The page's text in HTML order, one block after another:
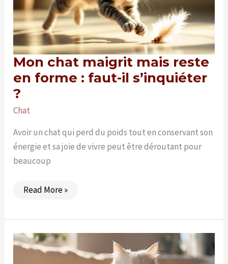
Mon chat maigrit mais reste
en forme : faut-il s’inquiéter
?
Chat
Avoir un chat qui perd du poids tout en conservant son
énergie et sa joie de vivre peut être déroutant pour
beaucoup
Mon
en
forme
:
Read More »